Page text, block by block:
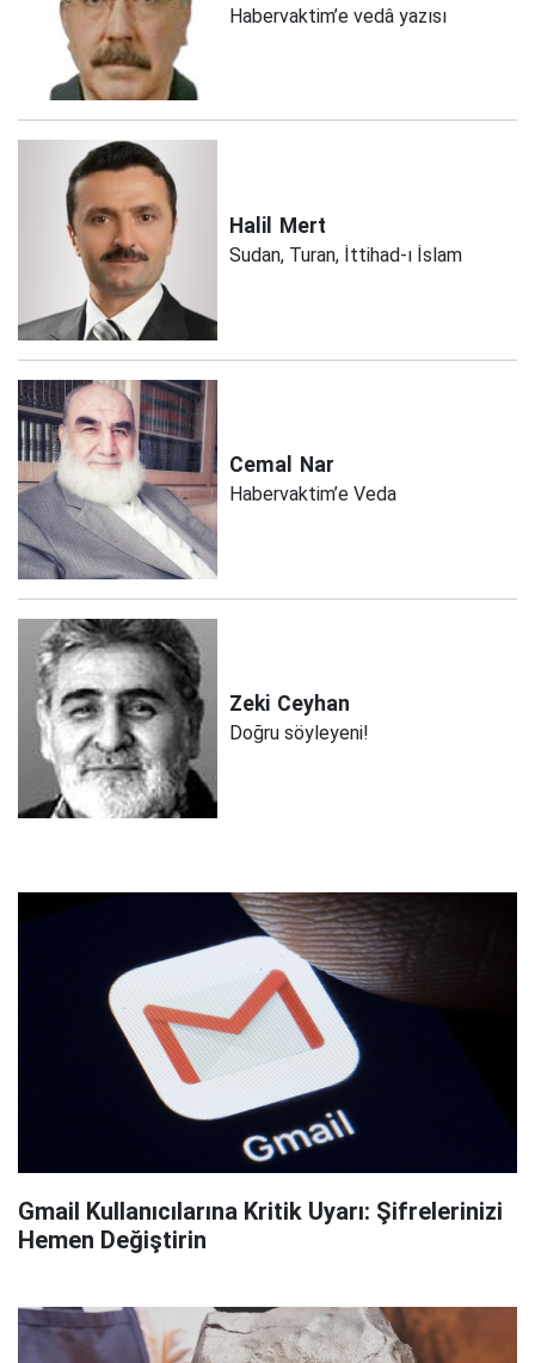
Habervaktim’e vedâ yazısı
Halil Mert
Sudan, Turan, İttihad-ı İslam
Cemal Nar
Habervaktim’e Veda
Zeki Ceyhan
Doğru söyleyeni!
Gmail Kullanıcılarına Kritik Uyarı: Şifrelerinizi
Hemen Değiştirin